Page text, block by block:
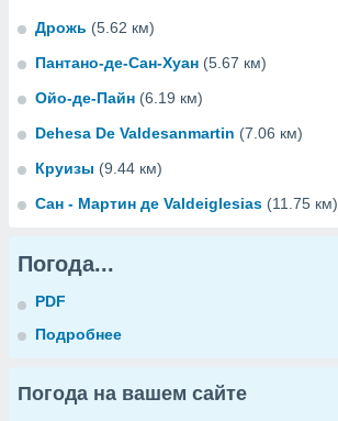
Дрожь (5.62 км)
Пантано-де-Сан-Хуан (5.67 км)
Ойо-де-Пайн (6.19 км)
Dehesa De Valdesanmartin (7.06 км)
Круизы (9.44 км)
Сан - Мартин де Valdeiglesias (11.75 км)
Погода...
PDF
Подробнее
Погода на вашем сайте